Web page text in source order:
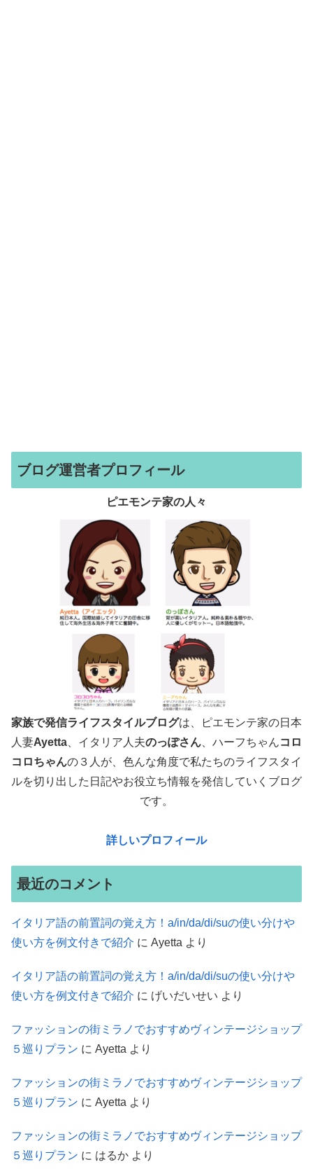
ブログ運営者プロフィール
ピエモンテ家の人々
家族で発信ライフスタイルブログは、ピエモンテ家の日本
人妻Ayetta 、イタリア人夫のっぽさん 、ハーフちゃんコロ
コロちゃんの３人が、色んな角度で私たちのライフスタイ
ルを切り出した日記やお役立ち情報を発信していくブログ
です。
詳しいプロフィール
最近のコメント
イタリア語の前置詞の覚え方！a/in/da/di/suの使い分けや
使い方を例文付きで紹介 に Ayetta より
イタリア語の前置詞の覚え方！a/in/da/di/suの使い分けや
使い方を例文付きで紹介 に げいだいせい より
ファッションの街ミラノでおすすめヴィンテージショップ
５巡りプラン に Ayetta より
ファッションの街ミラノでおすすめヴィンテージショップ
５巡りプラン に Ayetta より
ファッションの街ミラノでおすすめヴィンテージショップ
５巡りプラン に はるか より